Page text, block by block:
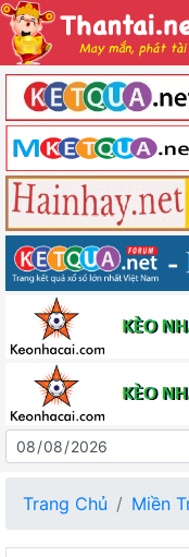
Trang Chủ Miền